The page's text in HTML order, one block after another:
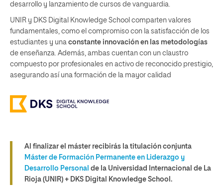
desarrollo y lanzamiento de cursos de vanguardia.
UNIR y DKS Digital Knowledge School comparten valores
fundamentales, como el compromiso con la satisfacción de los
estudiantes y una constante innovación en las metodologías
de enseñanza. Además, ambas cuentan con un claustro
compuesto por profesionales en activo de reconocido prestigio,
asegurando así una formación de la mayor calidad
Al finalizar el máster recibirás la titulación conjunta
Máster de Formación Permanente en Liderazgo y
Desarrollo Personal de la Universidad Internacional de La
Rioja (UNIR) + DKS Digital Knowledge School.